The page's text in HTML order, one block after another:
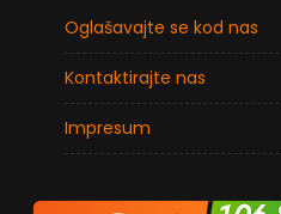
Oglašavajte se kod nas
Kontaktirajte nas
Impresum